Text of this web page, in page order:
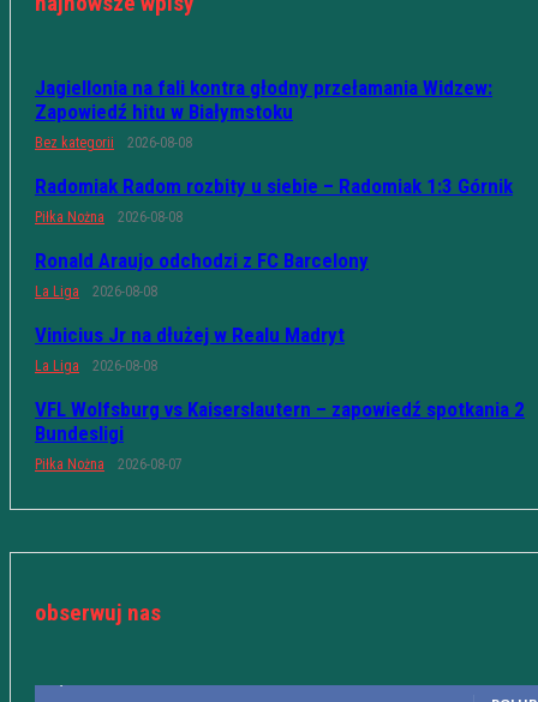
Jagiellonia na fali kontra głodny przełamania Widzew:
Zapowiedź hitu w Białymstoku
Bez kategorii 2026-08-08
Radomiak Radom rozbity u siebie – Radomiak 1:3 Górnik
Piłka Nożna 2026-08-08
Ronald Araujo odchodzi z FC Barcelony
La Liga 2026-08-08
Vinicius Jr na dłużej w Realu Madryt
La Liga 2026-08-08
VFL Wolfsburg vs Kaiserslautern – zapowiedź spotkania 2
Bundesligi
Piłka Nożna 2026-08-07
obserwuj nas